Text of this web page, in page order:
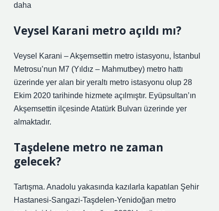
daha
Veysel Karani metro açıldı mı?
Veysel Karani – Akşemsettin metro istasyonu, İstanbul
Metrosu’nun M7 (Yıldız – Mahmutbey) metro hattı
üzerinde yer alan bir yeraltı metro istasyonu olup 28
Ekim 2020 tarihinde hizmete açılmıştır. Eyüpsultan’ın
Akşemsettin ilçesinde Atatürk Bulvarı üzerinde yer
almaktadır.
Taşdelene metro ne zaman
gelecek?
Tartışma. Anadolu yakasında kazılarla kapatılan Şehir
Hastanesi-Sarıgazi-Taşdelen-Yenidoğan metro